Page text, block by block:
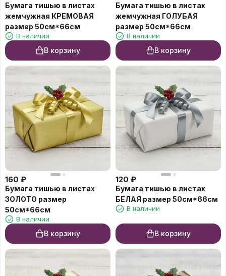
Бумага тишью в листах
жемчужная КРЕМОВАЯ
размер 50см*66см
В наличии
В корзину
Бумага тишью в листах
жемчужная ГОЛУБАЯ
размер 50см*66см
В наличии
В корзину
160 ₽
Бумага тишью в листах
ЗОЛОТО размер
50см*66см
В наличии
В корзину
120 ₽
Бумага тишью в листах
БЕЛАЯ размер 50см*66см
В наличии
В корзину